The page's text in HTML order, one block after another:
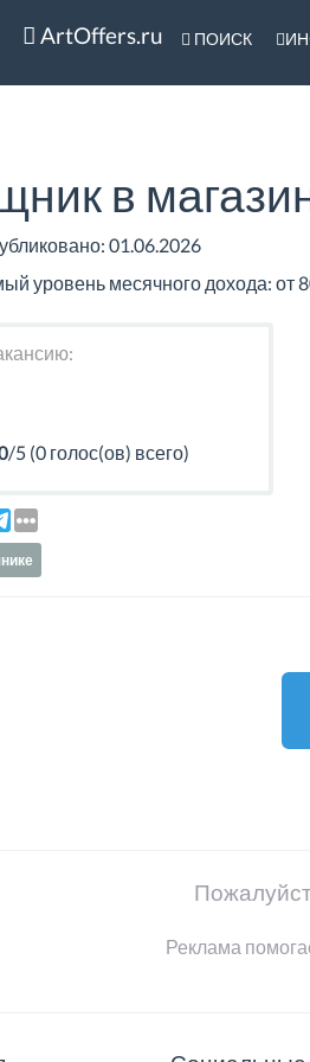
ArtOffers.ru ПОИСК
в
01.06.2026
уровень месячного дохода: от
/5 (0 голос(ов) всего)
Реклама